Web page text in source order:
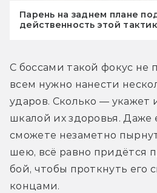
Парень на заднем плане
действенность этой
С боссами такой фокус не
всем нужно нанести
ударов. Сколько — укажет
шкалой их здоровья. Даже
сможете незаметно
шею, всё равно придётся
бой, чтобы проткнуть его
концами.